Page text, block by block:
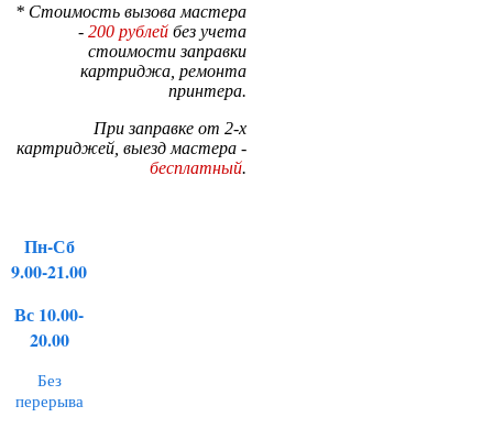
* Стоимость вызова мастера
- 200 рублей без учета
стоимости заправки
картриджа, ремонта
принтера.
При заправке от 2-х
картриджей, выезд мастера -
бесплатный.
Пн-Сб
9.00-21.00
Вс 10.00-
20.00
Без
перерыва